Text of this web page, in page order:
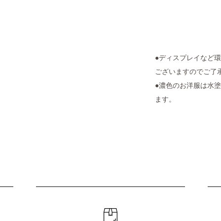
●ディスプレイなど
ございますのでご了
●濃色のお洋服は水
ます。